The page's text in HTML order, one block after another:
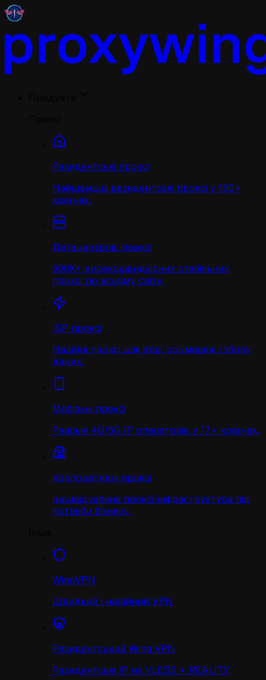
Резидентські проксі
Найшвидші резидентські проксі у 190+
країнах.
Датацентрові проксі
500K+ високошвидкісних стабільних
проксі по всьому світу.
ISP проксі
Надійні проксі для ігор, соцмереж і збору
даних.
Мобільні проксі
Реальні 4G/5G IP операторів у 17+ країнах.
Корпоративні проксі
Індивідуальна проксі-інфраструктура під
потреби бізнесу.
WingVPN
Швидкий і надійний VPN
Резидентський Wing VPN
Резидентські IP на VLESS + REALITY